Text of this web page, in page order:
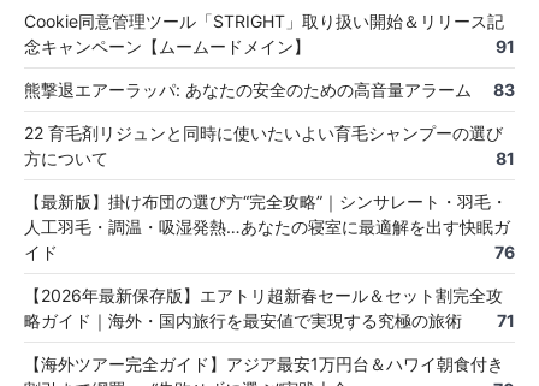
Cookie同意管理ツール「STRIGHT」取り扱い開始＆リリース記
念キャンペーン【ムームードメイン】
91
熊撃退エアーラッパ: あなたの安全のための高音量アラーム 83
22 育毛剤リジュンと同時に使いたいよい育毛シャンプーの選び
方について
81
【最新版】掛け布団の選び方“完全攻略”｜シンサレート・羽毛・
人工羽毛・調温・吸湿発熱…あなたの寝室に最適解を出す快眠ガ
イド
76
【2026年最新保存版】エアトリ超新春セール＆セット割完全攻
略ガイド｜海外・国内旅行を最安値で実現する究極の旅術
71
【海外ツアー完全ガイド】アジア最安1万円台＆ハワイ朝食付き